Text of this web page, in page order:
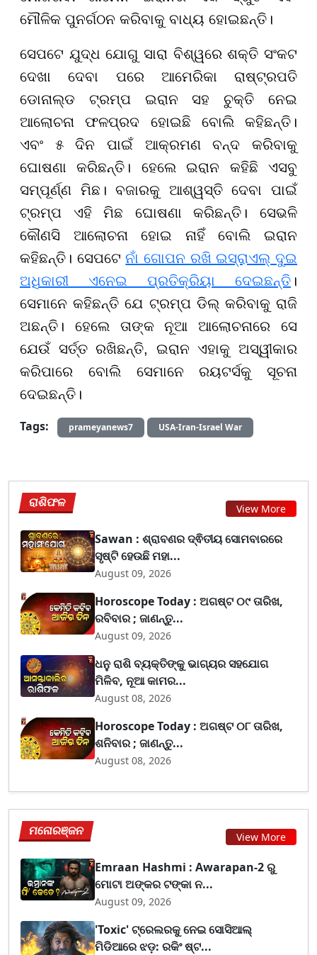
ମୌଳିକ ପୁନର୍ଗଠନ କରିବାକୁ ବାଧ୍ୟ ହୋଇଛନ୍ତି।
ସେପଟେ ଯୁଦ୍ଧ ଯୋଗୁ ସାରା ବିଶ୍ୱରେ ଶକ୍ତି ସଂକଟ
ଦେଖା ଦେବା ପରେ ଆମେରିକା ରାଷ୍ଟ୍ରପତି
ଡୋନାଲ୍ଡ ଟ୍ରମ୍ପ ଇରାନ ସହ ଚୁକ୍ତି ନେଇ
ଆଲୋଚନା ଫଳପ୍ରଦ ହୋଇଛି ବୋଲି କହିଛନ୍ତି।
ଏବଂ ୫ ଦିନ ପାଇଁ ଆକ୍ରମଣ ବନ୍ଦ କରିବାକୁ
ଘୋଷଣା କରିଛନ୍ତି। ହେଲେ ଇରାନ କହିଛି ଏସବୁ
ସମ୍ପୂର୍ଣ୍ଣ ମିଛ। ବଜାରକୁ ଆଶ୍ୱସ୍ତି ଦେବା ପାଇଁ
ଟ୍ରମ୍ପ ଏହି ମିଛ ଘୋଷଣା କରିଛନ୍ତି। ସେଭଳି
କୌଣସି ଆଲୋଚନା ହୋଇ ନାହିଁ ବୋଲି ଇରାନ
କହିଛନ୍ତି। ସେପଟେନାଁ ଗୋପନ ରଖି ଇସ୍ରାଏଲ୍ ଦୁଇ
ଅଧିକାରୀ ଏନେଇ ପ୍ରତିକ୍ରିୟା ଦେଇଛନ୍ତି ।
ସେମାନେ କହିଛନ୍ତି ଯେ ଟ୍ରମ୍ପ ଡିଲ୍ କରିବାକୁ ରାଜି
ଅଛନ୍ତି। ହେଲେ ତାଙ୍କ ନୂଆ ଆଲୋଚନାରେ ସେ
ଯେଉଁ ସର୍ତ୍ତ ରଖିଛନ୍ତି, ଇରାନ ଏହାକୁ ଅସ୍ୱୀକାର
କରିପାରେ ବୋଲି ସେମାନେ ରୟଟର୍ସକୁ ସୂଚନା
ଦେଇଛନ୍ତି।
Tags: prameyanews7 USA-Iran-Israel War
ରାଶିଫଳ View More
Sawan : ଶ୍ରାବଣର ଦ୍ଵିତୀୟ ସୋମବାରରେ
ସୃଷ୍ଟି ହେଉଛି ମହା...
August 09, 2026
Horoscope Today : ଅଗଷ୍ଟ ୦୯ ତାରିଖ,
ରବିବାର ; ଜାଣନ୍ତୁ...
August 09, 2026
ଧନୁ ରାଶି ବ୍ୟକ୍ତିଙ୍କୁ ଭାଗ୍ୟର ସହଯୋଗ
ମିଳିବ, ନୂଆ କାମର...
August 08, 2026
Horoscope Today : ଅଗଷ୍ଟ ୦୮ ତାରିଖ,
ଶନିବାର ; ଜାଣନ୍ତୁ...
August 08, 2026
ମନୋରଞ୍ଜନ View More
Emraan Hashmi : Awarapan-2 ରୁ
ମୋଟା ଅଙ୍କର ଟଙ୍କା ନ...
August 09, 2026
'Toxic' ଟ୍ରେଲରକୁ ନେଇ ସୋସିଆଲ୍
ମିଡିଆରେ ଝଡ଼: ରକିଂ ଷ୍ଟ...